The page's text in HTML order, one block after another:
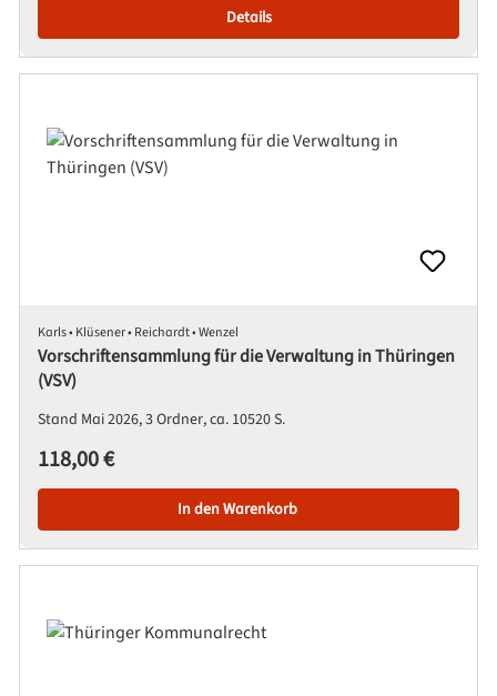
Details
Karls • Klüsener • Reichardt • Wenzel
Vorschriftensammlung für die Verwaltung in Thüringen
(VSV)
Stand Mai 20263 Ordnerca. 10520 S.
Regulärer Preis:
118,00 €
In den Warenkorb